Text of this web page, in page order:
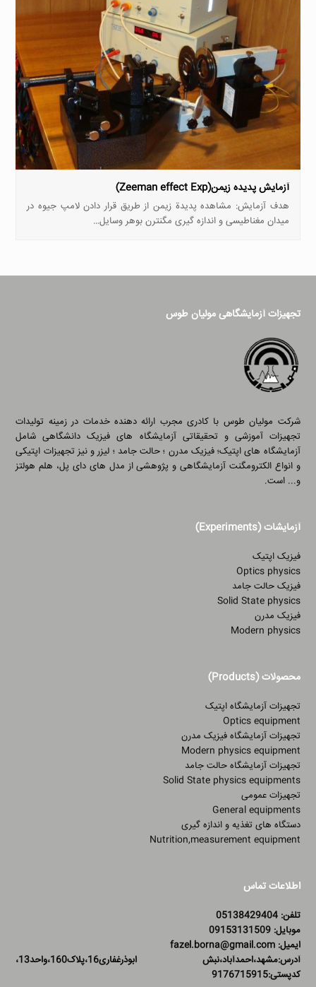
آزمایش پدیده زیمن(Zeeman effect Exp)
هدف آزمایش: مشاهده پدیدة زیمن از طریق قرار دادن لامپ جیوه در
میدان مغناطیسی و اندازه­ گیری مگنترن بوهر وسایل…
تجهیزات آزمایشگاهی مولیان طوس
شرکت مولیان طوس با کادری مجرب ارائه دهنده خدمات در زمینه تولیدات
تجهیزات آموزشی و تحقیقاتی آزمایشگاه های فیزیک دانشگاهی شامل
آزمایشگاه های اپتیک؛ فیزیک مدرن ؛ حالت جامد ؛ لیزر و نیز تجهیزات اپتیکی
و انواع الکترومگنت آزمایشگاهی و پژوهشی از مدل های دای پل، هلم هولتز
و... است.
آزمایشات (Experiments)
فیزیک اپتیک
Optics physics
فیزیک حالت جامد
Solid State physics
فیزیک مدرن
Modern physics
محصولات (Products)
تجهیزات آزمایشگاه اپتیک
Optics equipment
تجهیزات آزمایشگاه فیزیک مدرن
Modern physics equipment
تجهیزات آزمایشگاه حالت جامد
Solid State physics equipments
تجهیزات عمومی
General equipments
دستگاه های تغذیه و اندازه گیری
Nutrition,measurement equipment
اطلاعات تماس
تلفن: 05138429404
موبایل: 09153131509
ایمیل: fazel.borna@gmail.com
آدرس:مشهد،احمدآباد،نبش ابوذرغفاری16،پلاک160،واحد13،
کدپستی:9176715915